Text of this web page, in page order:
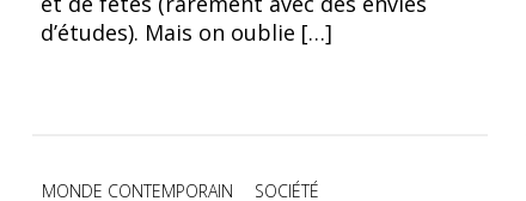
d’études). Mais on oublie […]
Catégories
MONDE CONTEMPORAIN SOCIÉTÉ